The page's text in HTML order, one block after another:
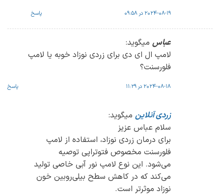
2024-08-19 در 09:58 پاسخ
عباس میگوید:
لامپ ال ای دی برای زردی نوزاد خوبه یا لامپ
فلورسنت؟
2024-08-18 در 11:29 پاسخ
زردی آنلاین میگوید:
سلام عباس عزیز
برای درمان زردی نوزاد، استفاده از لامپ
فلورسنت مخصوص فتوتراپی توصیه
می‌شود. این نوع لامپ نور آبی خاصی تولید
می‌کند که در کاهش سطح بیلی‌روبین خون
نوزاد موثرتر است.